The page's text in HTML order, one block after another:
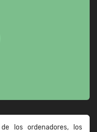
los ordenadores, los